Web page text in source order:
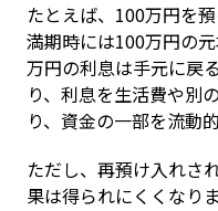
たとえば、100万円を
満期時には100万円の
万円の利息は手元に戻
り、利息を生活費や別
り、資金の一部を流動
ただし、再預け入れさ
果は得られにくくなり